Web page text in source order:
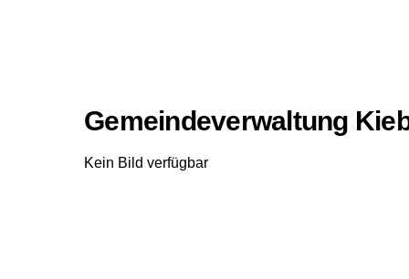
Gemeindeverwaltung
Kein Bild verfügbar